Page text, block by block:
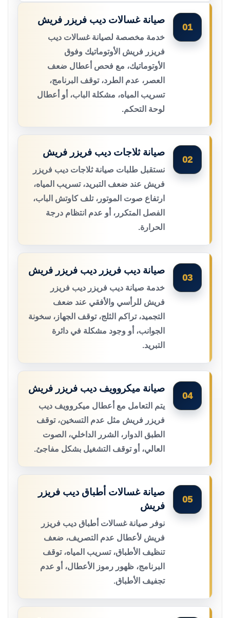
01
صيانة غسالات ديب فريزر فريش
خدمة مخصصة لصيانة غسالات ديب
فريزر فريش الأوتوماتيك وفوق
الأوتوماتيك، مع فحص أعطال ضعف
العصر، عدم الطرد، توقف البرنامج،
تسريب المياه، مشكلة الباب، أو أعطال
لوحة التحكم.
02
صيانة ثلاجات ديب فريزر فريش
نستقبل طلبات صيانة ثلاجات ديب فريزر
فريش عند ضعف التبريد، تسريب المياه،
ارتفاع صوت الموتور، تلف كاوتش الباب،
الفصل المتكرر، أو عدم انتظام درجة
الحرارة.
03
صيانة ديب فريزر ديب فريزر فريش
خدمة صيانة ديب فريزر ديب فريزر
فريش للرأسي والأفقي عند ضعف
التجميد، تراكم الثلج، توقف الجهاز، سخونة
الجوانب، أو وجود مشكلة في دائرة
التبريد.
04
صيانة ميكروويف ديب فريزر فريش
يتم التعامل مع أعطال ميكروويف ديب
فريزر فريش مثل عدم التسخين، توقف
الطبق الدوار، الشرر الداخلي، الصوت
العالي، أو توقف التشغيل بشكل مفاجئ.
05
صيانة غسالات أطباق ديب فريزر
فريش
نوفر صيانة غسالات أطباق ديب فريزر
فريش لأعطال عدم التصريف، ضعف
تنظيف الأطباق، تسريب المياه، توقف
البرنامج، ظهور رموز الأعطال، أو عدم
تجفيف الأطباق.